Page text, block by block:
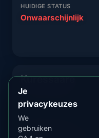
HUIDIGE STATUS
Onwaarschijnlijk
Kuressaare
Saaremaa island city
HUIDIGE STATUS
Je
privacykeuzes
We
gebruiken